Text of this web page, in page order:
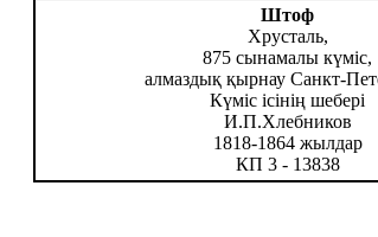
Штоф
Хрусталь,
875 сынамалы күміс,
алмаздық қырнау Санкт-
Күміс ісінің шебері
И.П.Хлебников
1818-1864 жылдар
КП 3 - 13838